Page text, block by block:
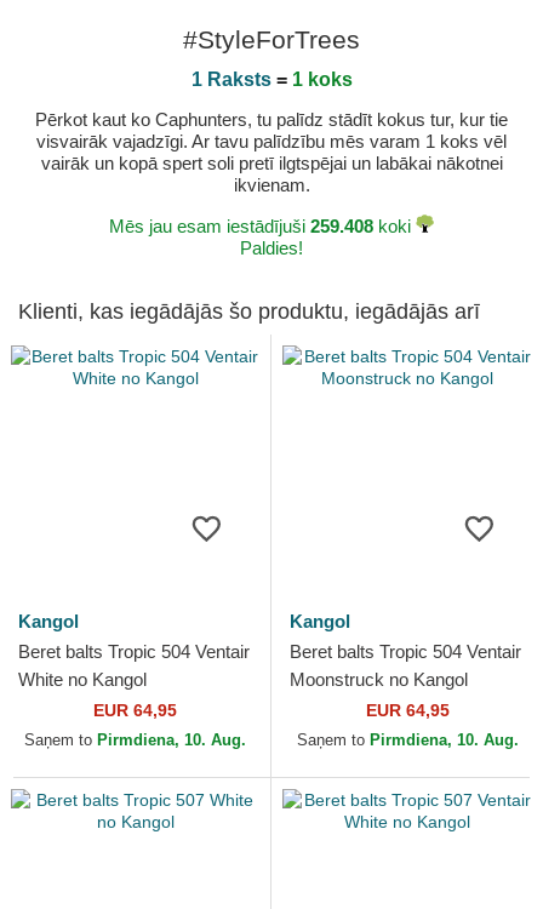
#StyleForTrees
1 Raksts= 1 koks
Pērkot kaut ko Caphunters, tu palīdz stādīt kokus tur, kur tie
visvairāk vajadzīgi. Ar tavu palīdzību mēs varam 1 koks vēl
vairāk un kopā spert soli pretī ilgtspējai un labākai nākotnei
ikvienam.
Mēs jau esam iestādījuši 259.408 koki
Paldies!
Klienti, kas iegādājās šo produktu, iegādājās arī
Kangol
Beret balts Tropic 504 Ventair
White no Kangol
EUR 64,95
Saņem to Pirmdiena, 10. Aug.
Kangol
Beret balts Tropic 504 Ventair
Moonstruck no Kangol
EUR 64,95
Saņem to Pirmdiena, 10. Aug.